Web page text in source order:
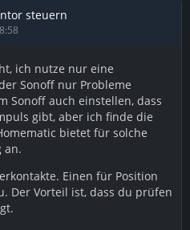
steuern
ich nutze nur eine
Sonoff nur Probleme
Sonoff auch einstellen, dass
gibt, aber ich finde die
bietet für solche
an.
Einen für Position
Der Vorteil ist, dass du prüfen